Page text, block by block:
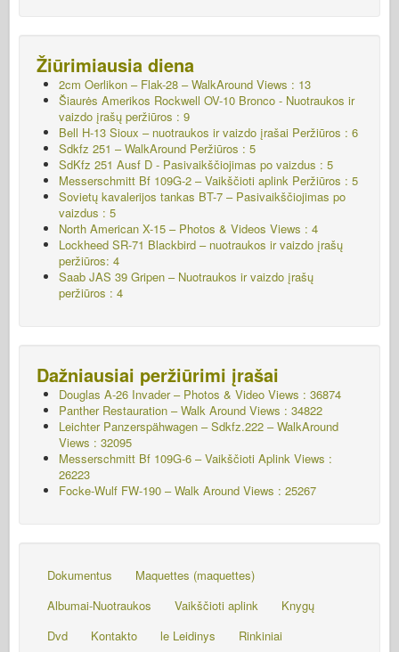
Žiūrimiausia diena
2cm Oerlikon – Flak-28 – WalkAround Views : 13
Šiaurės Amerikos Rockwell OV-10 Bronco - Nuotraukos ir
vaizdo įrašų peržiūros : 9
Bell H-13 Sioux – nuotraukos ir vaizdo įrašai Peržiūros : 6
Sdkfz 251 – WalkAround Peržiūros : 5
SdKfz 251 Ausf D - Pasivaikščiojimas po vaizdus : 5
Messerschmitt Bf 109G-2 – Vaikščioti aplink Peržiūros : 5
Sovietų kavalerijos tankas BT-7 – Pasivaikščiojimas po
vaizdus : 5
North American X-15 – Photos & Videos Views : 4
Lockheed SR-71 Blackbird – nuotraukos ir vaizdo įrašų
peržiūros: 4
Saab JAS 39 Gripen – Nuotraukos ir vaizdo įrašų
peržiūros : 4
Dažniausiai peržiūrimi įrašai
Douglas A-26 Invader – Photos & Video Views : 36874
Panther Restauration – Walk Around Views : 34822
Leichter Panzerspähwagen – Sdkfz.222 – WalkAround
Views : 32095
Messerschmitt Bf 109G-6 – Vaikščioti Aplink Views :
26223
Focke-Wulf FW-190 – Walk Around Views : 25267
Dokumentus
Maquettes (maquettes)
Albumai-Nuotraukos
Vaikščioti aplink
Knygų
Dvd
Kontakto le Leidinys Rinkiniai